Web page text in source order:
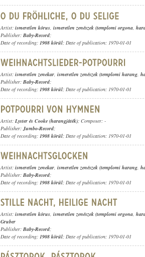
Artist: ismeretlen kórus, ismeretlen zenészek (templomi orgona,
Publisher: Baby-Record;
Date of recording: 1908 körül; Date of publication: 1970-01-01
Artist: ismeretlen zenekar, ismeretlen zenészek (templomi harang,
Publisher: Baby-Record;
Date of recording: 1908 körül; Date of publication: 1970-01-01
Artist: Lyster és Cooke (harangjáték); Composer: -
Publisher:Jumbo-Record;
Date of recording: 1908 körül; Date of publication: 1970-01-01
Artist: ismeretlen zenekar, ismeretlen zenészek (templomi harang,
Publisher: Baby-Record;
Date of recording: 1908 körül; Date of publication: 1970-01-01
Artist: ismeretlen kórus, ismeretlen zenészek (templomi orgona,
Gruber
Publisher: Baby-Record;
Date of recording: 1908 körül; Date of publication: 1970-01-01